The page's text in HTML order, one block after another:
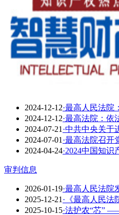
2024-12-12·最高人民法院
2024-12-12·最高法院：依
2024-07-21 ·中共中央关
2024-07-01 ·最高法院召开
2024-04-24·2024中国知
审判信息
2026-01-19·最高人民法院
2025-12-21 ·《最高人民法
2025-10-15·法护农“芯”